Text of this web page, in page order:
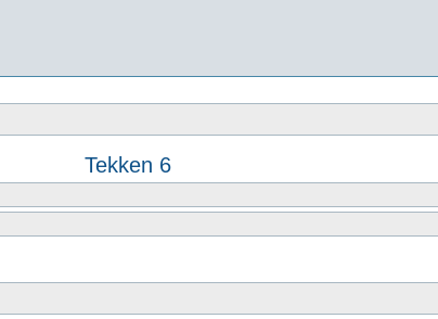
Tekken 6